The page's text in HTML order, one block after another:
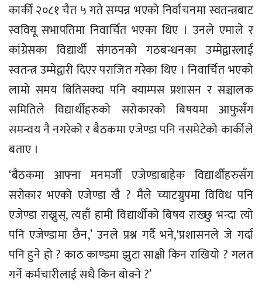
कार्की २०८१ चैत ५ गते सम्पन्न भएको निर्वाचनमा स्वतन्त्रबाट
स्ववियू सभापतिमा निवार्चित भएका थिए । उनले एमाले र
कांग्रेसका विद्यार्थी संगठनको गठबन्धनका उम्मेद्वारलाई
स्वतन्त्र उम्मेद्वारी दिएर पराजित गरेका थिए । निवार्चित भएको
लामो समय बितिसक्दा पनि क्याम्पस प्रशासन र सञ्चालक
समितिले विद्यार्थीहरुको सरोकारको बिषयमा आफुसँग
समन्वय नै नगरेको र बैठकमा एजेण्डा पनि नसमेटेको कार्कीले
बताए ।
‘बैठकमा आफ्ना मनमर्जी एजेण्डाबाहेक विद्यार्थीहरुसँग
सरोकार भएको एजेण्डा खै ? मैले च्याटग्रुपमा विविध पनि
एजेण्डा राख्नुस्, त्यहाँ हामी विद्यार्थीको बिषय राख्छु भन्दा त्यो
पनि एजेण्डामा छैन,’ उनले प्रश्न गर्दै भने,‘प्रशासनले जे गर्दा
पनि हुने हो ? काठ काण्डमा झुटा साक्षी किन राखियो ? गलत
गर्ने कर्मचारीलाई सधै किन बोक्ने ?’